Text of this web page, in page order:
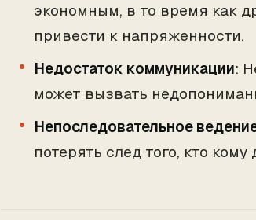
экономным, в то время как
привести к напряженности.
Недостаток коммуникации:
может вызвать
Непоследовательное
потерять след того, кто кому